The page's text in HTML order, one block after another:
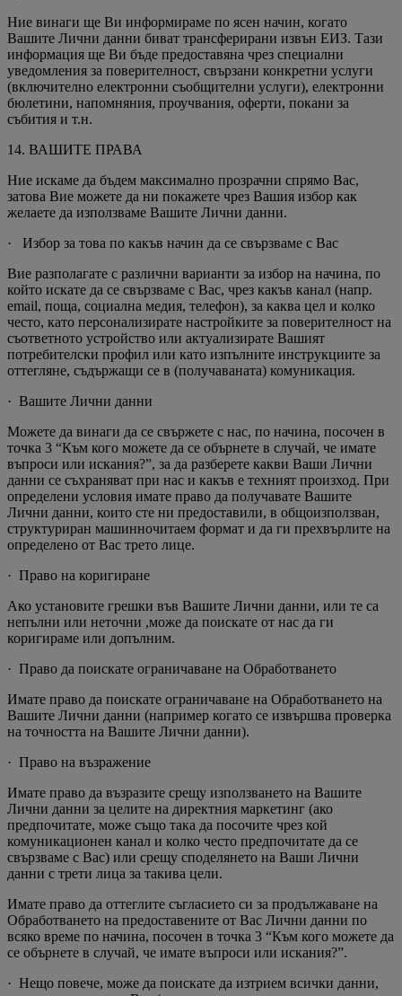
Ние винаги ще Ви информираме по ясен начин, когато
Вашите Лични данни биват трансферирани извън ЕИЗ. Тази
информация ще Ви бъде предоставяна чрез специални
уведомления за поверителност, свързани конкретни услуги
(включително електронни съобщителни услуги), електронни
бюлетини, напомняния, проучвания, оферти, покани за
събития и т.н.
14. ВАШИТЕ ПРАВА
Ние искаме да бъдем максимално прозрачни спрямо Вас,
затова Вие можете да ни покажете чрез Вашия избор как
желаете да използваме Вашите Лични данни.
· Избор за това по какъв начин да се свързваме с Вас
Вие разполагате с различни варианти за избор на начина, по
който искате да се свързваме с Вас, чрез какъв канал (напр.
email, поща, социална медия, телефон), за каква цел и колко
често, като персонализирате настройките за поверителност на
съответното устройство или актуализирате Вашият
потребителски профил или като изпълните инструкциите за
оттегляне, съдържащи се в (получаваната) комуникация.
· Вашите Лични данни
Можете да винаги да се свържете с нас, по начина, посочен в
точка 3 “Към кого можете да се обърнете в случай, че имате
въпроси или искания?”, за да разберете какви Ваши Лични
данни се съхраняват при нас и какъв е техният произход. При
определени условия имате право да получавате Вашите
Лични данни, които сте ни предоставили, в общоизползван,
структуриран машинночитаем формат и да ги прехвърлите на
определено от Вас трето лице.
· Право на коригиране
Ако установите грешки във Вашите Лични данни, или те са
непълни или неточни ,може да поискате от нас да ги
коригираме или допълним.
· Право да поискате ограничаване на Обработването
Имате право да поискате ограничаване на Обработването на
Вашите Лични данни (например когато се извършва проверка
на точността на Вашите Лични данни).
· Право на възражение
Имате право да възразите срещу използването на Вашите
Лични данни за целите на директния маркетинг (ако
предпочитате, може също така да посочите чрез кой
комуникационен канал и колко често предпочитате да се
свързваме с Вас) или срещу споделянето на Ваши Лични
данни с трети лица за такива цели.
Имате право да оттеглите съгласието си за продължаване на
Обработването на предоставените от Вас Лични данни по
всяко време по начина, посочен в точка 3 “Към кого можете да
се обърнете в случай, че имате въпроси или искания?”.
· Нещо повече, може да поискате да изтрием всички данни,